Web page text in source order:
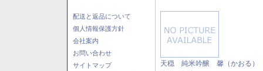
配送と返品について
個人情報保護方針
会社案内
お問い合わせ
サイトマップ
天穏 純米吟醸 馨（かおる